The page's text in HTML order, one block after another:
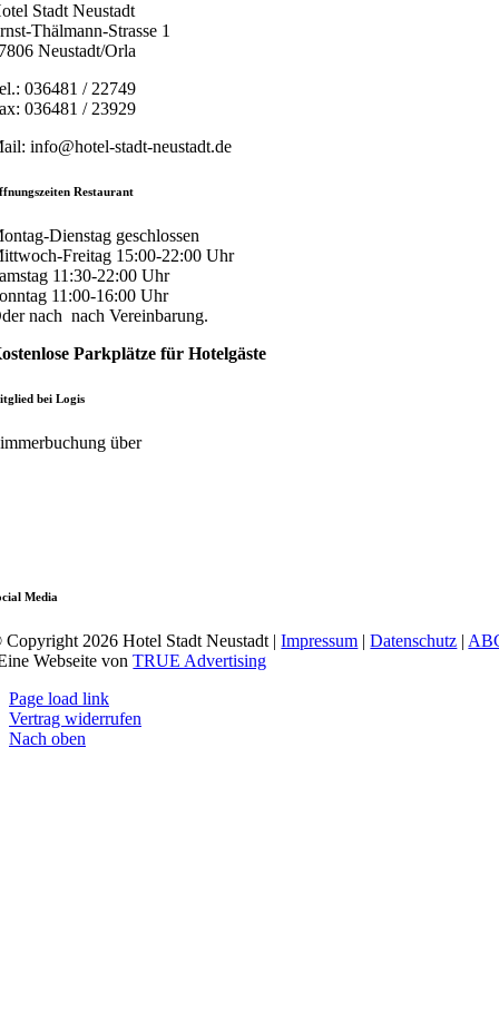
Stadt Neustadt
Thälmann-Strasse 1
Neustadt/Orla
036481 / 22749
036481 / 23929
info@hotel-stadt-neustadt.de
Restaurant
Dienstag geschlossen
Freitag 15:00-22:00 Uhr
11:30-22:00 Uhr
11:00-16:00 Uhr
nach nach Vereinbarung.
Parkplätze für Hotelgäste
bei Logis
über
Media
Copyright 2026 Hotel Stadt Neustadt |Impressum |Datenschutz |
Webseite vonTRUE Advertising
Page load link
Vertrag widerrufen
Nach oben